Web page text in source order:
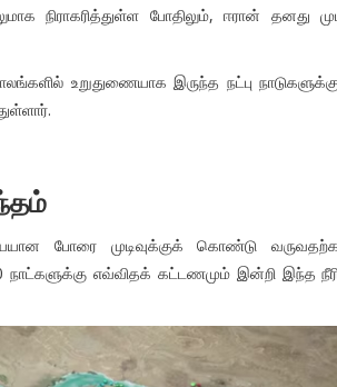
நிராகரித்துள்ள போதிலும், ஈரான் தனது
உறுதுணையாக இருந்த நட்பு
போரை முடிவுக்குக் கொண்டு
நாட்களுக்கு எவ்விதக் கட்டணமும் இன்றி இந்த